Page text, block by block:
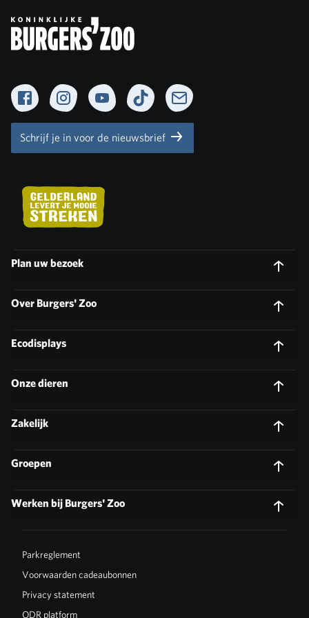
FacebookInstagramYouTubeTikTok Newsletter
Schrijf je in voor de nieuwsbrief
Plan uw bezoek
Over Burgers' Zoo
Ecodisplays
Onze dieren
Zakelijk
Groepen
Werken bij Burgers' Zoo
Parkreglement
Voorwaarden cadeaubonnen
Privacy statement
ODR platform